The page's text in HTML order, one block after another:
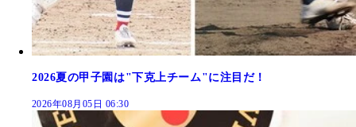
2026夏の甲子園は"下克上チーム"に注目だ！
2026年08月05日 06:30